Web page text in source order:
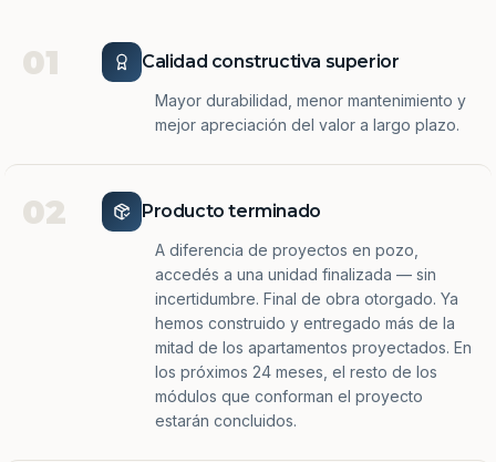
01 Calidad constructiva superior
Mayor durabilidad, menor mantenimiento y
mejor apreciación del valor a largo plazo.
02 Producto terminado
A diferencia de proyectos en pozo,
accedés a una unidad finalizada — sin
incertidumbre. Final de obra otorgado. Ya
hemos construido y entregado más de la
mitad de los apartamentos proyectados. En
los próximos 24 meses, el resto de los
módulos que conforman el proyecto
estarán concluidos.